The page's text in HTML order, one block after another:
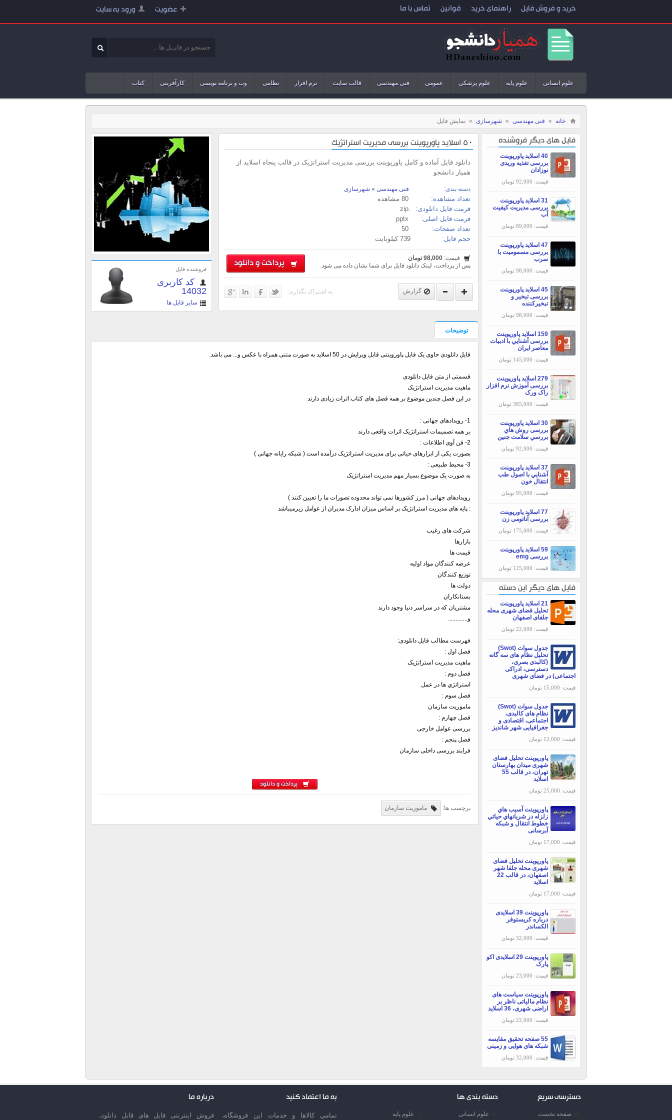
عضویت ورود به سایت خرید و فروش فایل راهنمای خرید قوانین تماس با ما
علوم انسانی علوم پایه علوم پزشکی عمومی فنی مهندسی قالب سایت نرم افزار نظامی وب و برنامه نویسی کارآفرینی کتاب
خانه » فنی مهندسی » شهرسازی » نمایش فایل
فایل های دیگر فروشنده
40 اسلاید پاورپوینت
بررسی تغذیه وریدی
نوزادان
قیمت: 92,000 تومان
31 اسلاید پاورپوینت
بررسی مديريت كيفيت
آب
قیمت: 89,000 تومان
47 اسلاید پاورپوینت
بررسی مسمومیت با
سرب
قیمت: 98,000 تومان
45 اسلاید پاورپوینت
بررسی تبخير و
تبخيركننده
قیمت: 98,000 تومان
159 اسلاید پاورپوینت
بررسی آشنايي با ادبيات
معاصر ايران
قیمت: 145,000 تومان
279 اسلاید پاورپوینت
بررسی آموزش نرم افزار
راک ورک
قیمت: 385,000 تومان
30 اسلاید پاورپوینت
بررسی روش هاي
بررسي سلامت جنين
قیمت: 92,000 تومان
37 اسلاید پاورپوینت
آشنايي با اصول طب
انتقال خون
قیمت: 95,000 تومان
77 اسلاید پاورپوینت
بررسی آناتومی زن
قیمت: 175,000 تومان
59 اسلاید پاورپوینت
بررسی emg
قیمت: 125,000 تومان
فایل های دیگر این دسته
21 اسلاید پاورپوینت
تحلیل فضای شهری محله
جلفای اصفهان
قیمت: 22,000 تومان
جدول سوات (Swot)
تحلیل نظام های سه گانه
(کالبدی بصری،
دسترسی، ادراکی
اجتماعی) در فضای شهری
قیمت: 15,000 تومان
جدول سوات (Swot)
نظام های کالبدی،
اجتماعی، اقتصادی و
جغرافیایی شهر شاندیز
قیمت: 12,000 تومان
پاورپوینت تحلیل فضای
شهری میدان بهارستان
تهران، در قالب 55
اسلاید
قیمت: 25,000 تومان
پاورپوینت آسيب هاي
زلزله در شريانهاي حياتي
خطوط انتقال و شبکه‌
آبرسانی
قیمت: 17,000 تومان
پاورپوینت تحلیل فضای
شهری محله جلفا شهر
اصفهان، در قالب 22
اسلاید
قیمت: 17,000 تومان
پاورپوينت 39 اسلایدی
درباره کریستوفر
الکساندر
قیمت: 32,000 تومان
پاورپوینت 29 اسلایدی اکو
پارک
قیمت: 23,000 تومان
پاورپوینت سیاست های
نظام مالیاتی ناظر بر
اراضی شهری، 36 اسلاید
قیمت: 22,000 تومان
55 صفحه تحقیق مقایسه
شبکه های هوایی و زمینی
قیمت: 32,000 تومان
فروشنده فایل
کد کاربری
14032
سایر فایل ها
50 اسلاید پاورپوینت بررسی مدیریت استراتژیک
دانلود فایل آماده و کامل پاورپوینت بررسی مدیریت استراتژیک در قالب پنجاه اسلاید از
همیار دانشجو
دسته بندی: فنی مهندسی » شهرسازی
تعداد مشاهده:
فرمت فایل دانلودی:
.zip
فرمت فایل اصلی:
تعداد صفحات:
حجم فایل:
739 کیلوبایت
پرداخت و دانلود
قیمت: 98,000 تومان
پس از پرداخت، لینک دانلود فایل برای شما نشان داده می شود.
گزارش به اشتراک بگذارید:
توضیحات
فایل دانلودی حاوی یک فایل پاوروینتی قابل ویرایش در 50 اسلاید به صورت متنی همراه با عکس و... می باشد.
قسمتی از متن فایل دانلودی
ماهیت مدیریت استراتژیک
در این فصل چندین موضوع بر همه فصل های کتاب اثرات زیادی دارند
1- رویدادهای جهانی :
بر همه تصمیمات استراتژیک اثرات واقعی دارند
2- فن آوی اطلاعات :
بصورت یکی از ابزارهای حیاتی برای مدیریت استراتژیک درآمده است ( شبکه رایانه جهانی )
3- محیط طبیعی :
به صورت یک موضوع بسیار مهم مدیریت استراتژیک
رویدادهای جهانی ( مرز کشورها نمی تواند محدوده تصورات ما را تعیین کنند )
: پایه های مدیریت استراتژیک بر اساس میزان ادارک مدیران از عوامل زیرمیباشد
شرکت های رغیب
بازارها
قیمت ها
عرضه کنندگان مواد اولیه
توزیع کنندگان
دولت ها
بستانکاران
مشتریان که در سراسر دنیا وجود دارند
و.............
فهرست مطالب فایل دانلودی:
فصل اول :
ماهیت مدیریت استراتژیک
فصل دوم :
استراتژي ها در عمل
فصل سوم :
ماموریت سازمان
فصل چهارم :
بررسی عوامل خارجی
فصل پنجم :
فرایند بررسی داخلی سازمان
پرداخت و دانلود
برچسب ها: ماموریت سازمان
دسترسی سریع
صفحه نخست
دسته بندی ها
علوم انسانی علوم پایه
به ما اعتماد کنید
تمامي كالاها و خدمات اين فروشگاه،
درباره ما
فروش اینترنتی فایل های قابل دانلود،